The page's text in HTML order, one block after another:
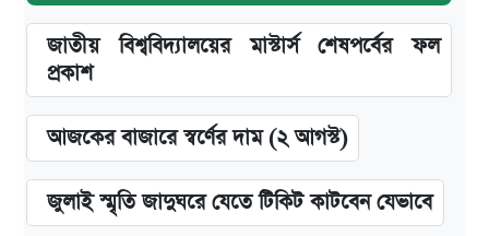
জাতীয় বিশ্ববিদ্যালয়ের মাস্টার্স শেষপর্বের ফল
প্রকাশ
আজকের বাজারে স্বর্ণের দাম (২ আগস্ট)
জুলাই স্মৃতি জাদুঘরে যেতে টিকিট কাটবেন যেভাবে